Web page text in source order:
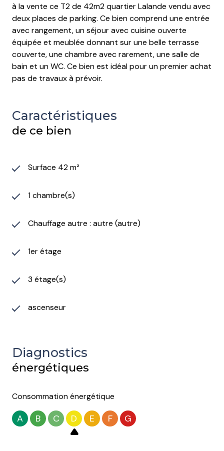
à la vente ce T2 de 42m2 quartier Lalande vendu avec
deux places de parking. Ce bien comprend une entrée
avec rangement, un séjour avec cuisine ouverte
équipée et meublée donnant sur une belle terrasse
couverte, une chambre avec rarement, une salle de
bain et un WC. Ce bien est idéal pour un premier achat
pas de travaux à prévoir.
Caractéristiques
de ce bien
Surface 42 m²
1 chambre(s)
Chauffage autre : autre (autre)
1er étage
3 étage(s)
ascenseur
Diagnostics
énergétiques
Consommation énergétique
A B C D E F G